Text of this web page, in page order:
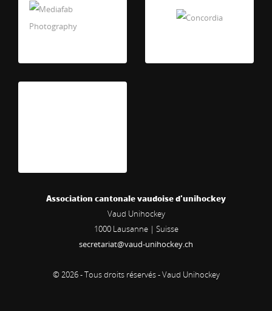
Association cantonale vaudoise d'unihockey
Vaud Unihockey
1000 Lausanne | Suisse
secretariat@vaud-unihockey.ch
© 2026 - Tous droits réservés - Vaud Unihockey